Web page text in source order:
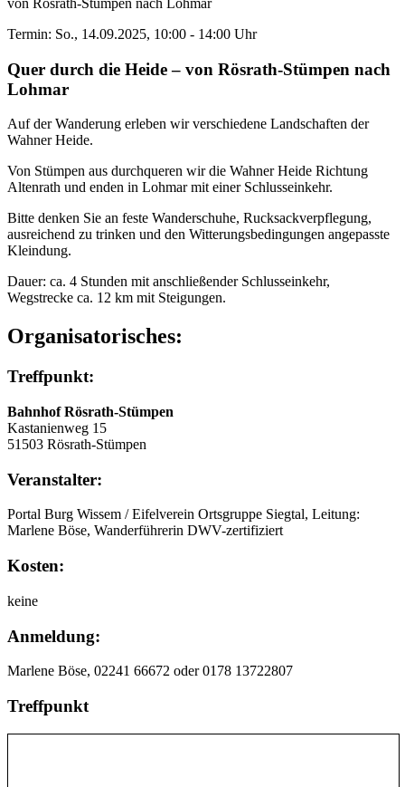
von Rösrath-Stümpen nach Lohmar
Termin: So., 14.09.2025, 10:00 - 14:00 Uhr
Quer durch die Heide – von Rösrath-Stümpen nach
Lohmar
Auf der Wanderung erleben wir verschiedene Landschaften der
Wahner Heide.
Von Stümpen aus durchqueren wir die Wahner Heide Richtung
Altenrath und enden in Lohmar mit einer Schlusseinkehr.
Bitte denken Sie an feste Wanderschuhe, Rucksackverpflegung,
ausreichend zu trinken und den Witterungsbedingungen angepasste
Kleindung.
Dauer: ca. 4 Stunden mit anschließender Schlusseinkehr,
Wegstrecke ca. 12 km mit Steigungen.
Organisatorisches:
Treffpunkt:
Bahnhof Rösrath-Stümpen
Kastanienweg 15
51503 Rösrath-Stümpen
Veranstalter:
Portal Burg Wissem / Eifelverein Ortsgruppe Siegtal, Leitung:
Marlene Böse, Wanderführerin DWV-zertifiziert
Kosten:
keine
Anmeldung:
Marlene Böse, 02241 66672 oder 0178 13722807
Treffpunkt